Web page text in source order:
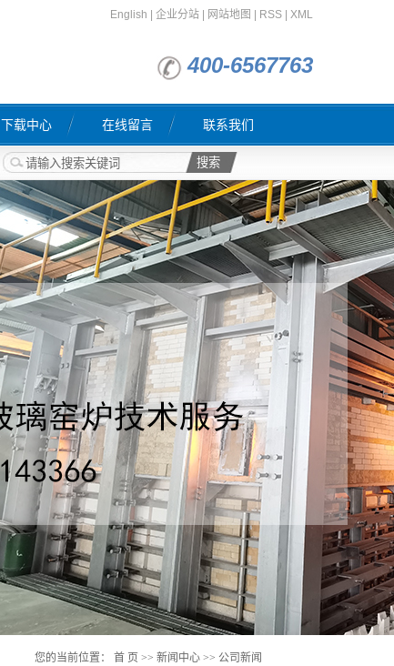
English 企业分站| 网站地图 RSS| XML
400-6567763
下载中心 在线留言 联系我们
您的当前位置： 首 页 >> 新闻中心>> 公司新闻